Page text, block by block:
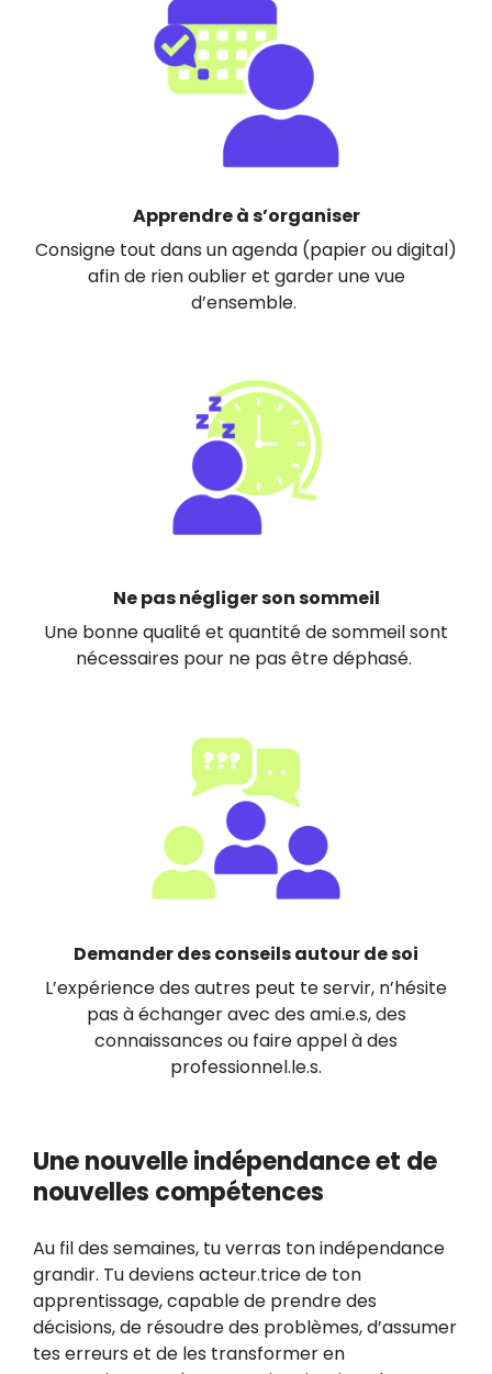
Apprendre à s’organiser
Consigne tout dans un agenda (papier ou digital)
afin de rien oublier et garder une vue
d’ensemble.
Ne pas négliger son sommeil
Une bonne qualité et quantité de sommeil sont
nécessaires pour ne pas être déphasé.
Demander des conseils autour de soi
L’expérience des autres peut te servir, n’hésite
pas à échanger avec des ami.e.s, des
connaissances ou faire appel à des
professionnel.le.s.
Une nouvelle indépendance et de
nouvelles compétences
Au fil des semaines, tu verras ton indépendance
grandir. Tu deviens acteur.trice de ton
apprentissage, capable de prendre des
décisions, de résoudre des problèmes, d’assumer
tes erreurs et de les transformer en